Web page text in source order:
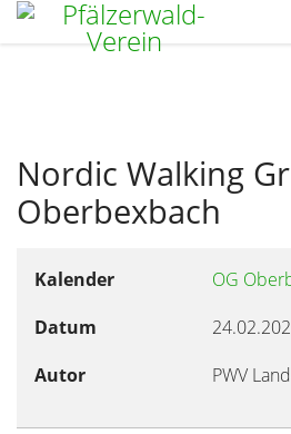
Nordic Walking
Oberbexbach
Kalender
OG
Datum
Autor
PWV